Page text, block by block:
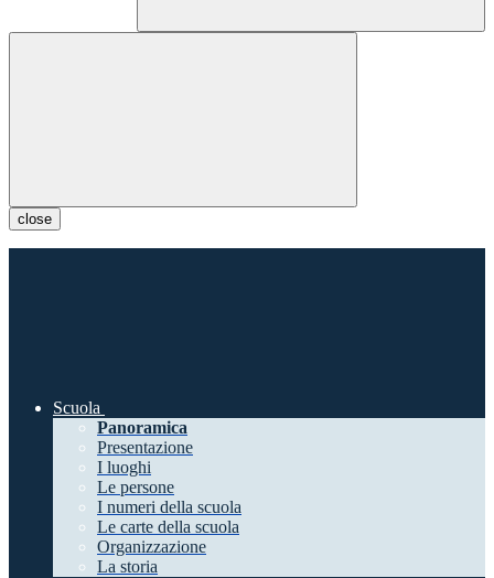
close
Scuola
Panoramica
Presentazione
I luoghi
Le persone
I numeri della scuola
Le carte della scuola
Organizzazione
La storia